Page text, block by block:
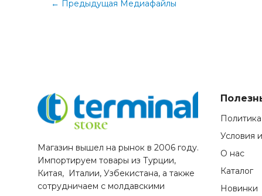
← Предыдущая Медиафайлы
Магазин вышел на рынок в 2006 году.
Импортируем товары из Турции,
Китая, Италии, Узбекистана, а также
сотрудничаем с молдавскими
Условия
О нас
Каталог
Новинки